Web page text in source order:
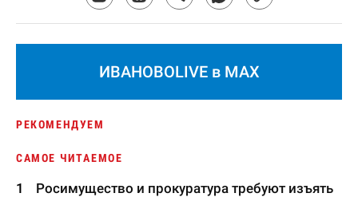
ИВАНОВОLIVE в MAX
РЕКОМЕНДУЕМ
САМОЕ ЧИТАЕМОЕ
Росимущество и прокуратура требуют изъять